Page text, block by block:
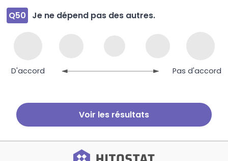
Q50 Je ne dépend pas des autres.
D'accord Pas d'accord